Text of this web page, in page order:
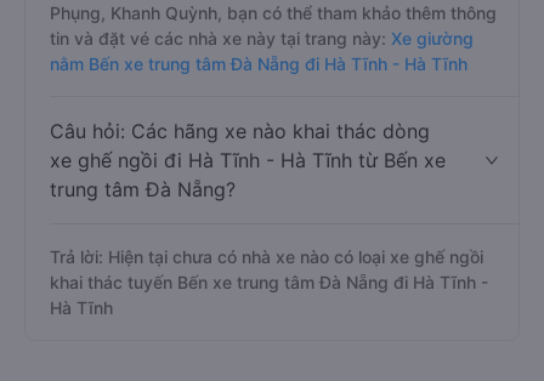
Phụng, Khanh Quỳnh, bạn có thể tham khảo thêm thông
tin và đặt vé các nhà xe này tại trang này: Xe giường
nằm Bến xe trung tâm Đà Nẵng đi Hà Tĩnh - Hà Tĩnh
Câu hỏi: Các hãng xe nào khai thác dòng
xe ghế ngồi đi Hà Tĩnh - Hà Tĩnh từ Bến xe
trung tâm Đà Nẵng?
Trả lời: Hiện tại chưa có nhà xe nào có loại xe ghế ngồi
khai thác tuyến Bến xe trung tâm Đà Nẵng đi Hà Tĩnh -
Hà Tĩnh